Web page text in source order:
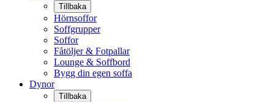
Tillbaka
Hörnsoffor
Soffgrupper
Soffor
Fåtöljer & Fotpallar
Lounge & Soffbord
Bygg din egen soffa
Dynor
Tillbaka